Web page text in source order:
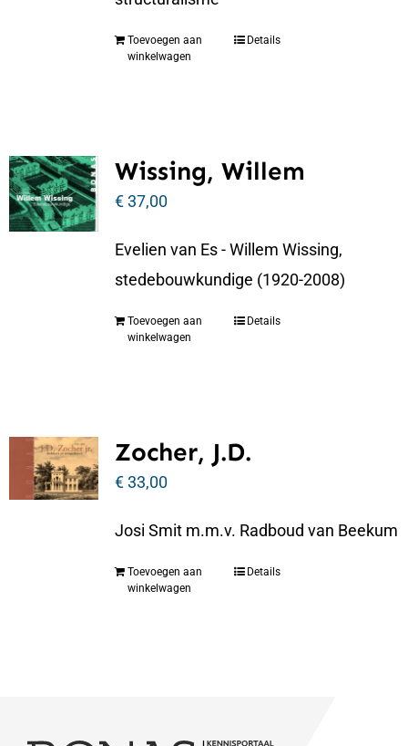
Toevoegen aan
winkelwagen
Details
Wissing, Willem
€37,00
Evelien van Es - Willem Wissing,
stedebouwkundige (1920-2008)
Toevoegen aan
winkelwagen
Details
Zocher, J.D.
€33,00
Josi Smit m.m.v. Radboud van Beekum
Toevoegen aan
winkelwagen
Details